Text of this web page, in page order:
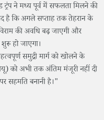
ट्रंप ने मध्य पूर्व में सफलता मिलने की
है कि अगले सप्ताह तक तेहरान के
की अवधि बढ़ जाएगी और
हो जाएगा।
समुद्री मार्ग को खोलने के
को अभी तक अंतिम मंजूरी नहीं दी
बनानी है।"